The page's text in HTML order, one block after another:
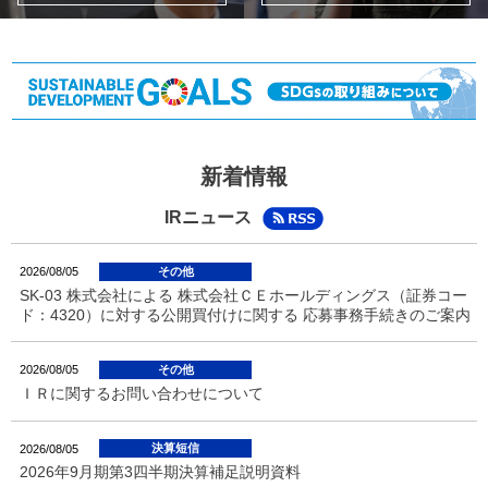
新着情報
IRニュース
2026/08/05 その他
SK-03 株式会社による 株式会社ＣＥホールディングス（証券コー
ド：4320）に対する公開買付けに関する 応募事務手続きのご案内
2026/08/05 その他
ＩＲに関するお問い合わせについて
2026/08/05 決算短信
2026年9月期第3四半期決算補足説明資料